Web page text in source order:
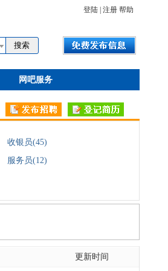
登陆 注册 帮助
网吧服务
收银员(45)
服务员(12)
更新时间